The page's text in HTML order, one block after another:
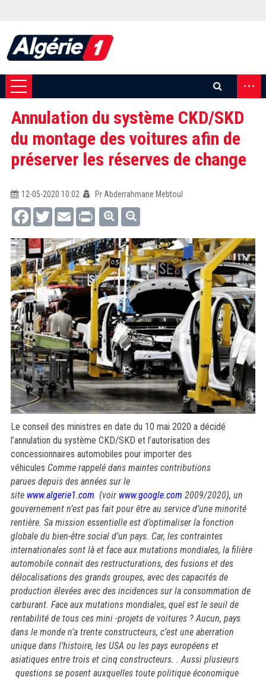
...
Annulation du système CKD/SKD
du montage des voitures afin de
préserver les réserves de change
12-05-2020 10:02
Pr Abderrahmane Mebtoul
FacebookTwitterEmail Print
Le conseil des ministres en date du 10 mai 2020 a décidé
l’annulation du système CKD/SKD et l’autorisation des
concessionnaires automobiles pour importer des
véhicules Comme rappelé dans maintes contributions
parues depuis des années sur le
site www.algerie1.com (voir www.google.com 2009/2020), un
gouvernement n’est pas fait pour être au service d’une minorité
rentière. Sa mission essentielle est d’optimaliser la fonction
globale du bien-être social d’un pays. Car, les contraintes
internationales sont là et face aux mutations mondiales, la filière
automobile connait des restructurations, des fusions et des
délocalisations des grands groupes, avec des capacités de
production élevées avec des incidences sur la consommation de
carburant. Face aux mutations mondiales, quel est le seuil de
rentabilité de tous ces mini -projets de voitures ? Aucun, pays
dans le monde n’a trente constructeurs, c’est une aberration
unique dans l’histoire, les USA ou les pays européens et
asiatiques entre trois et cinq constructeurs. . Aussi plusieurs
questions se posent auxquelles toute politique économique